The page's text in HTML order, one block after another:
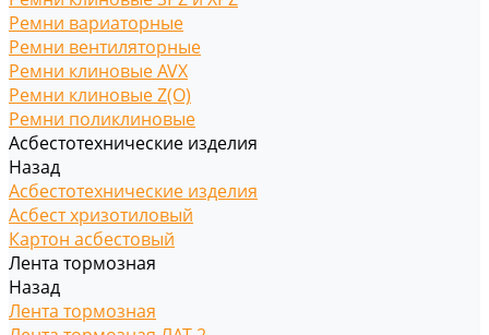
Ремни вариаторные
Ремни вентиляторные
Ремни клиновые AVX
Ремни клиновые Z(O)
Ремни поликлиновые
Асбестотехнические изделия
Назад
Асбестотехнические изделия
Асбест хризотиловый
Картон асбестовый
Лента тормозная
Назад
Лента тормозная